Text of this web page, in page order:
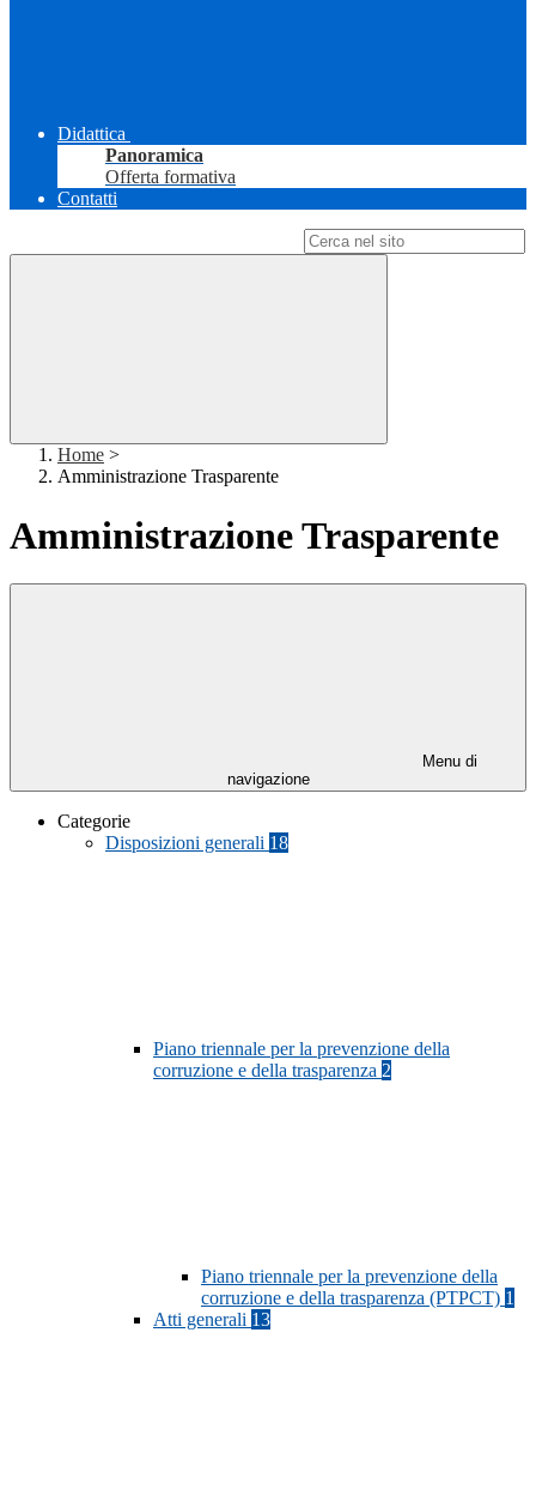
Didattica
Panoramica
Offerta formativa
Contatti
Home >
Amministrazione Trasparente
Amministrazione Trasparente
Menu di
navigazione
Categorie
Disposizioni generali 18
Piano triennale per la prevenzione della
corruzione e della trasparenza 2
Piano triennale per la prevenzione della
corruzione e della trasparenza (PTPCT) 1
Atti generali 13